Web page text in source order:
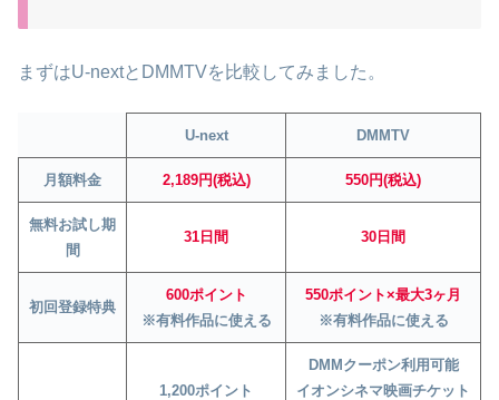
まずはU-nextとDMMTVを比較してみました。
U-next DMMTV
月額料金 2,189円(税込) 550円(税込)
無料お試し期
間
31日間 30日間
初回登録特典
600ポイント
※有料作品に使える
550ポイント×最大3ヶ月
※有料作品に使える
1,200ポイント
DMMクーポン利用可能
イオンシネマ映画チケット